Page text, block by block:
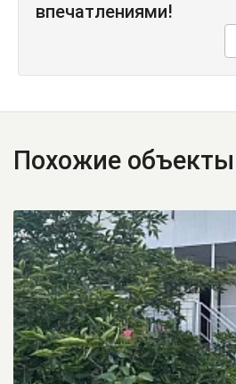
впечатлениями!
Похожие объекты